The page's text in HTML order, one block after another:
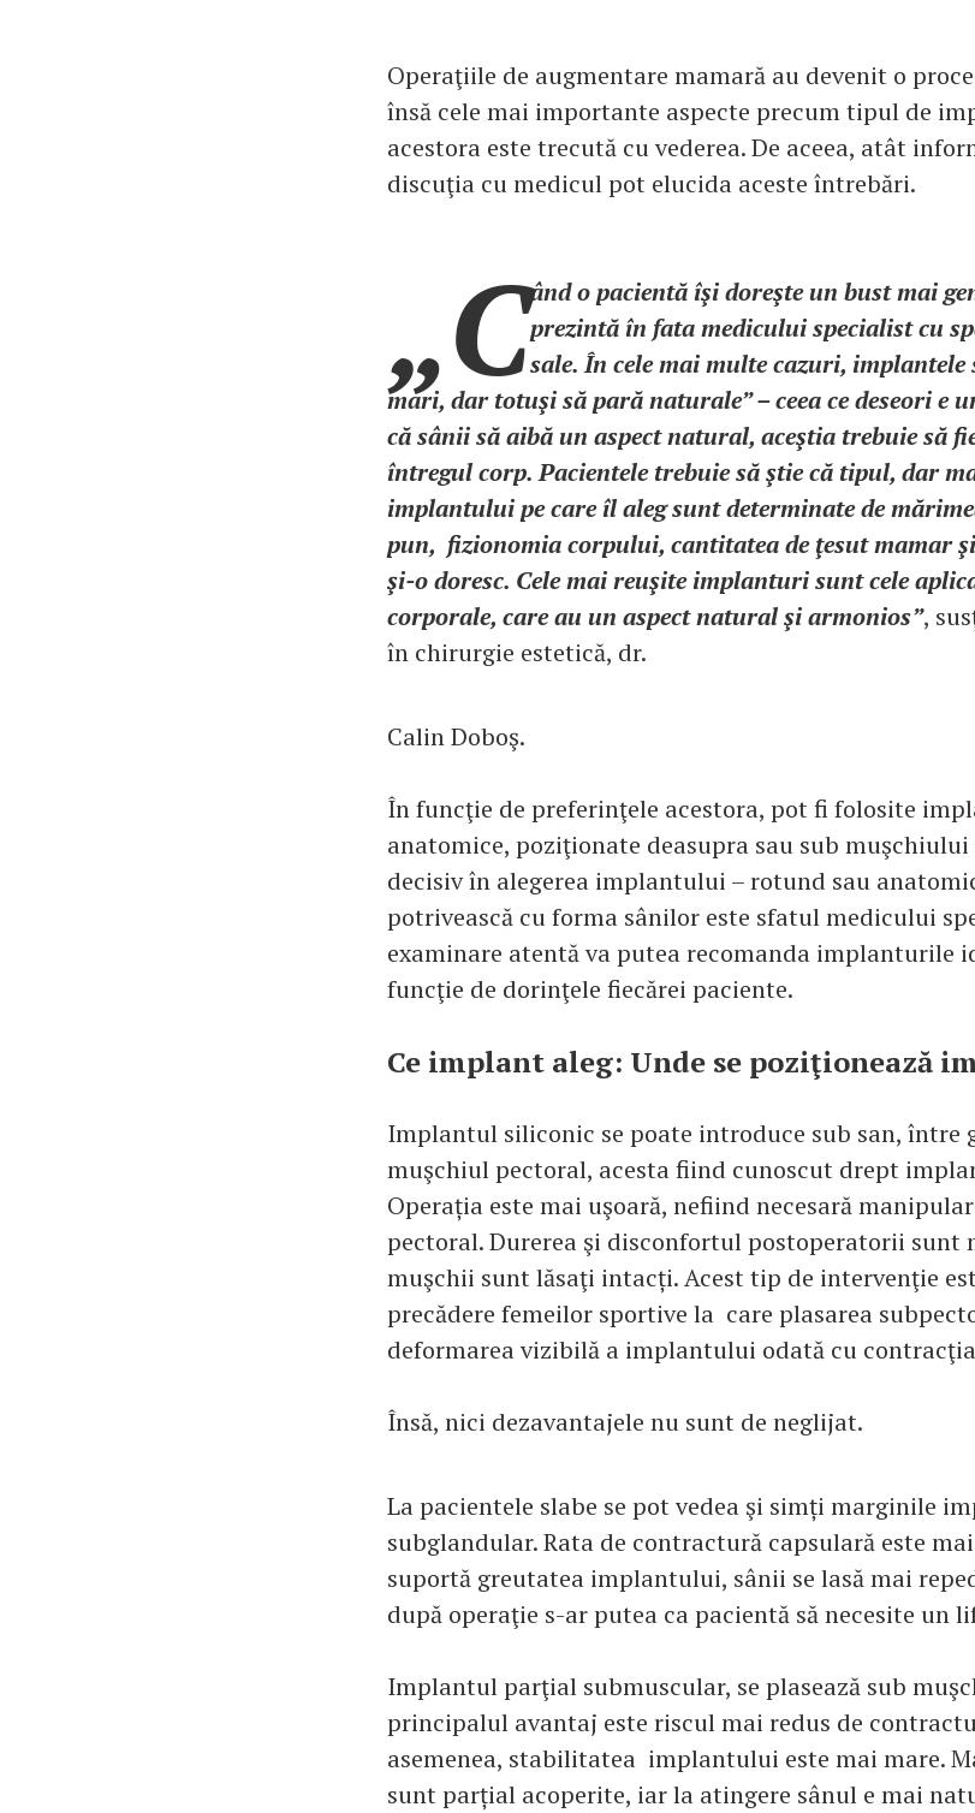
Operaţiile de augmentare mamară au devenit o
însă cele mai importante aspecte precum tipul de
acestora este trecută cu vederea. De aceea, atât
discuţia cu medicul pot elucida aceste întrebări.
„Când o pacientă îşi doreşte un bust mai
prezintă în fata medicului specialist cu
sale. În cele mai multe cazuri, implantele
mari, dar totuşi să pară naturale” – ceea ce deseori e
că sânii să aibă un aspect natural, aceştia trebuie să
întregul corp. Pacientele trebuie să ştie că tipul, dar
implantului pe care îl aleg sunt determinate de
pun, fizionomia corpului, cantitatea de ţesut mamar
şi-o doresc. Cele mai reuşite implanturi sunt cele
corporale, care au un aspect natural şi armonios”,
în chirurgie estetică, dr.
Calin Doboş.
În funcţie de preferinţele acestora, pot fi folosite
anatomice, poziţionate deasupra sau sub muşchiului
decisiv în alegerea implantului – rotund sau
potrivească cu forma sânilor este sfatul medicului
examinare atentă va putea recomanda implanturile
funcţie de dorinţele fiecărei paciente.
Ce implant aleg: Unde se poziţionează
Implantul siliconic se poate introduce sub san, între
muşchiul pectoral, acesta fiind cunoscut drept
Operația este mai uşoară, nefiind necesară
pectoral. Durerea şi disconfortul postoperatorii
muşchii sunt lăsaţi intacți. Acest tip de intervenţie
precădere femeilor sportive la care plasarea
deformarea vizibilă a implantului odată cu
Însă, nici dezavantajele nu sunt de neglijat.
La pacientele slabe se pot vedea şi simți marginile
subglandular. Rata de contractură capsulară este
suportă greutatea implantului, sânii se lasă mai
după operaţie s-ar putea ca pacientă să necesite un
Implantul parţial submuscular, se plasează sub
principalul avantaj este riscul mai redus de
asemenea, stabilitatea implantului este mai mare.
sunt parțial acoperite, iar la atingere sânul e mai